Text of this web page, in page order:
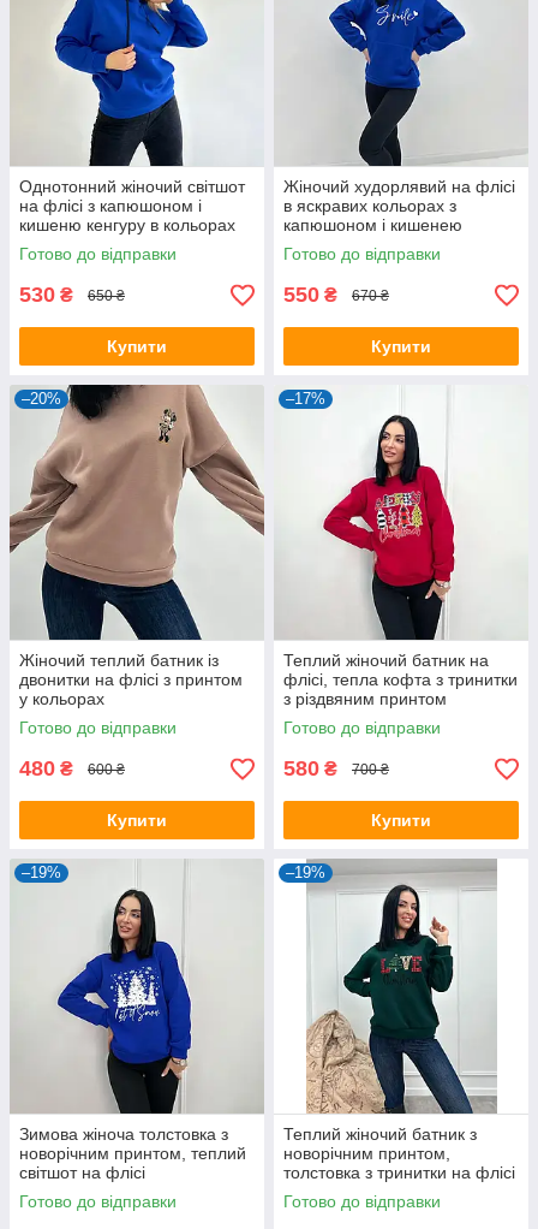
Однотонний жіночий світшот
на флісі з капюшоном і
кишеню кенгуру в кольорах
Готово до відправки
530 ₴ 650 ₴
Купити
Жіночий худорлявий на флісі
в яскравих кольорах з
капюшоном і кишенею
кенгуру
Готово до відправки
550 ₴ 670 ₴
Купити
–20%
Жіночий теплий батник із
двонитки на флісі з принтом
у кольорах
Готово до відправки
480 ₴ 600 ₴
Купити
–17%
Теплий жіночий батник на
флісі, тепла кофта з тринитки
з різдвяним принтом
Готово до відправки
580 ₴ 700 ₴
Купити
–19%
Зимова жіноча толстовка з
новорічним принтом, теплий
світшот на флісі
Готово до відправки
–19%
Теплий жіночий батник з
новорічним принтом,
толстовка з тринитки на флісі
в кольорах
Готово до відправки